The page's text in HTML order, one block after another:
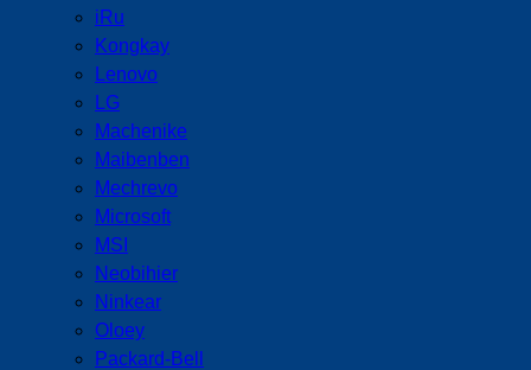
iRu
Kongkay
Lenovo
LG
Machenike
Maibenben
Mechrevo
Microsoft
MSI
Neobihier
Ninkear
Oloey
Packard-Bell